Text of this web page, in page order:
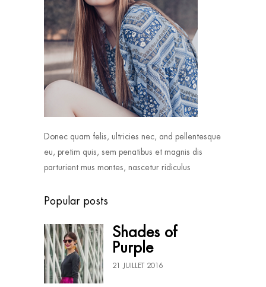
Donec quam felis, ultricies nec, and pellentesque
eu, pretim quis, sem penatibus et magnis dis
parturient mus montes, nascetur ridiculus
Popular posts
Shades of
Purple
21 JUILLET 2016